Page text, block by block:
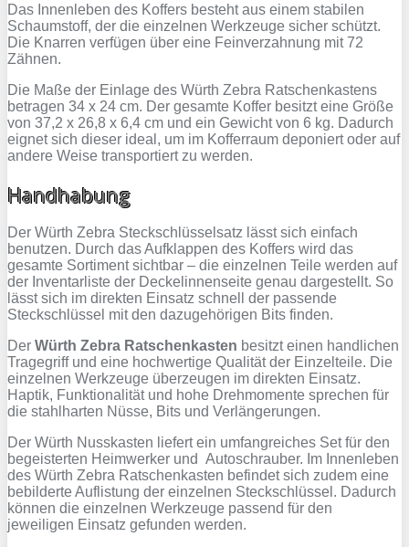
Das Innenleben des Koffers besteht aus einem stabilen
Schaumstoff, der die einzelnen Werkzeuge sicher schützt.
Die Knarren verfügen über eine Feinverzahnung mit 72
Zähnen.
Die Maße der Einlage des Würth Zebra Ratschenkastens
betragen 34 x 24 cm. Der gesamte Koffer besitzt eine Größe
von 37,2 x 26,8 x 6,4 cm und ein Gewicht von 6 kg. Dadurch
eignet sich dieser ideal, um im Kofferraum deponiert oder auf
andere Weise transportiert zu werden.
Handhabung
Der Würth Zebra Steckschlüsselsatz lässt sich einfach
benutzen. Durch das Aufklappen des Koffers wird das
gesamte Sortiment sichtbar – die einzelnen Teile werden auf
der Inventarliste der Deckelinnenseite genau dargestellt. So
lässt sich im direkten Einsatz schnell der passende
Steckschlüssel mit den dazugehörigen Bits finden.
Der Würth Zebra Ratschenkasten besitzt einen handlichen
Tragegriff und eine hochwertige Qualität der Einzelteile. Die
einzelnen Werkzeuge überzeugen im direkten Einsatz.
Haptik, Funktionalität und hohe Drehmomente sprechen für
die stahlharten Nüsse, Bits und Verlängerungen.
Der Würth Nusskasten liefert ein umfangreiches Set für den
begeisterten Heimwerker und Autoschrauber. Im Innenleben
des Würth Zebra Ratschenkasten befindet sich zudem eine
bebilderte Auflistung der einzelnen Steckschlüssel. Dadurch
können die einzelnen Werkzeuge passend für den
jeweiligen Einsatz gefunden werden.